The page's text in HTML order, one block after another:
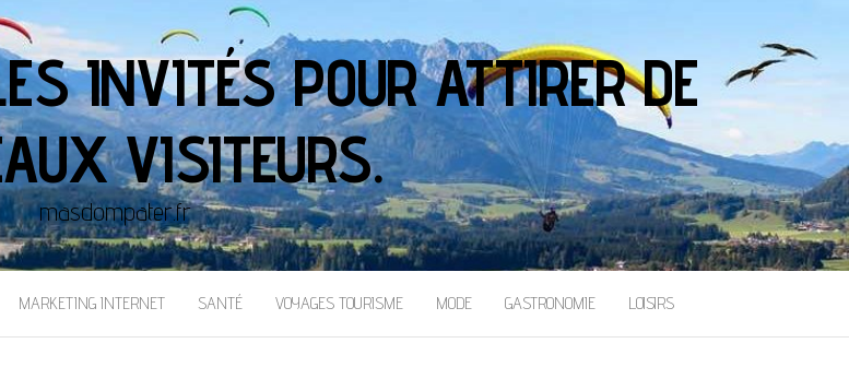
INVITÉS POUR ATTIRER DE
VISITEURS.
masdompater.fr
MARKETING INTERNET SANTÉ VOYAGES TOURISME MODE GASTRONOMIE LOISIRS